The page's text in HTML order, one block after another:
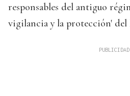
responsables del antiguo
vigilancia y la protección' del